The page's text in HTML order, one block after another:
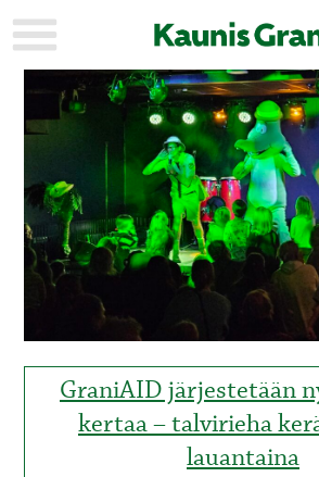
KAUPUNKI
STADEN
AJANKOHTAISTA
AKTUELLT
URHEILU
IDROTT
KULTTUURI
KULTUR
HISTORIA
HISTORIA
YLEINEN
ALLMÄN
MAINOSTAJILLE
FÖR
ANNONSÖRER
GraniAID järjestetään
kertaa – talvirieha
lauantaina